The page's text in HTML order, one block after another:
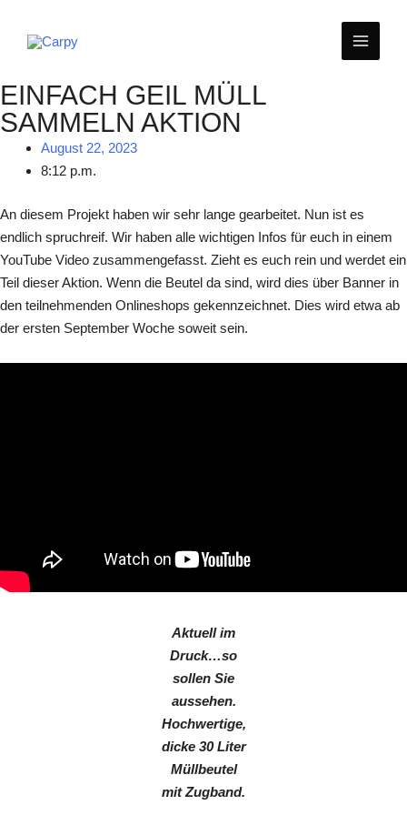
Inhalt
MAIN
EINFACH GEIL MÜLL
SAMMELN AKTION
August 22, 2023
8:12 p.m.
An diesem Projekt haben wir sehr lange gearbeitet. Nun ist es
endlich spruchreif. Wir haben alle wichtigen Infos für euch in einem
YouTube Video zusammengefasst. Zieht es euch rein und werdet ein
Teil dieser Aktion. Wenn die Beutel da sind, wird dies über Banner in
den teilnehmenden Onlineshops gekennzeichnet. Dies wird etwa ab
der ersten September Woche soweit sein.
Aktuell im
Druck…so
sollen Sie
aussehen.
Hochwertige,
dicke 30 Liter
Müllbeutel
mit Zugband.